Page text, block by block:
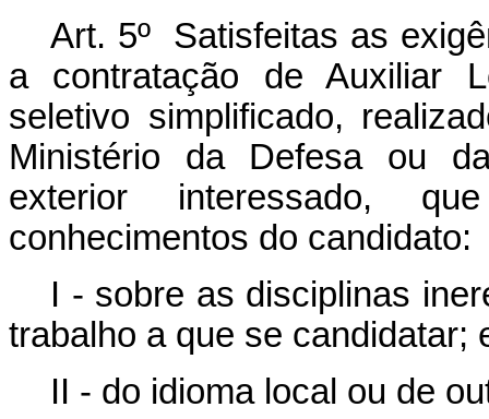
Art. 5º Satisfeitas as
a contratação de Auxiliar
seletivo simplificado,
Ministério da Defesa ou
exterior interessado,
conhecimentos do candidato:
I - sobre as disciplinas
trabalho a que se candidatar;
II - do idioma local ou de